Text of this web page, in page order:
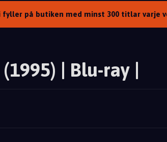
på butiken med minst 300 titlar varje
| Blu-ray |